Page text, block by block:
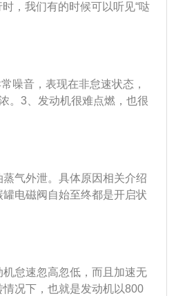
，我们有的时候可以听见“哒
是找到碳罐电磁阀的位置，
，从而发出这样的“哒
油味较大故障现象:踩油门加
意碳罐系统的管路是否破
入大气中，造成车内汽油味
气道的是空气而不是燃油蒸
，怠速转速有规律的忽高忽
罐的空气入口及过滤网堵塞
少新鲜空气。怠速时，在进
油量，此时混合气体的浓度
量，导致怠速过高，周而复
这个故障现象时，我们要及
易点燃故障现象:发动机点火
噪音，表现在非怠速状态，
。3、发动机很难点燃，也很
灭。4、发动机怠速忽高忽
，所以进气管内的空气也便
燃混合气体便会造成发动机
关）：由于碳罐电磁阀自始
出，从而导致油箱内压力增
罐电磁阀工作方式为间歇
阀工作应该是有频率的吸
阀的电阻来判断，阻值标准
故障或损坏，需要更换。也
气外泄。具体原因相关介绍
电磁阀自始至终都是开启状
发动机启动的时候，过浓的
吸附储存的油蒸气便无法排
箱盖泄压阀处外泄。
怠速忽高忽低，而且加速无
况下，也就是发动机以800